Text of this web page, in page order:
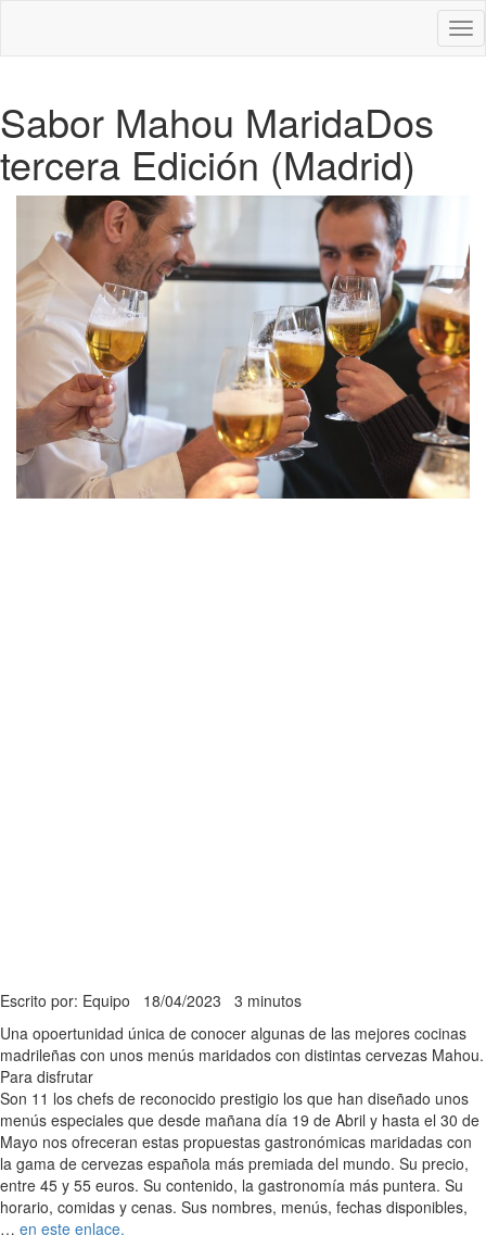
Sabor Mahou MaridaDos
tercera Edición (Madrid)
Escrito por: Equipo 18/04/2023 3 minutos
Una opoertunidad única de conocer algunas de las mejores cocinas
madrileñas con unos menús maridados con distintas cervezas Mahou.
Para disfrutar
Son 11 los chefs de reconocido prestigio los que han diseñado unos
menús especiales que desde mañana día 19 de Abril y hasta el 30 de
Mayo nos ofreceran estas propuestas gastronómicas maridadas con
la gama de cervezas española más premiada del mundo. Su precio,
entre 45 y 55 euros. Su contenido, la gastronomía más puntera. Su
horario, comidas y cenas. Sus nombres, menús, fechas disponibles,
… en este enlace.